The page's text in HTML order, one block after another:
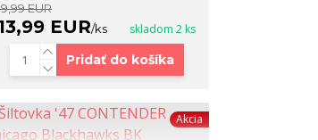
EUR
EUR/ks skladom 2 ks
Pridať do košíka
Akcia